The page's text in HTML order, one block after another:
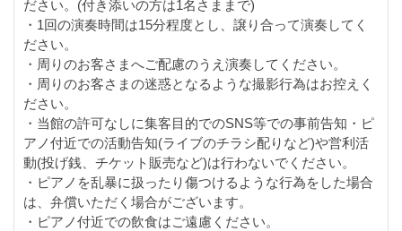
ださい。(付き添いの方は1名さままで)
・1回の演奏時間は15分程度とし、譲り合って演奏してく
ださい。
・周りのお客さまへご配慮のうえ演奏してください。
・周りのお客さまの迷惑となるような撮影行為はお控えく
ださい。
・当館の許可なしに集客目的でのSNS等での事前告知・ピ
アノ付近での活動告知(ライブのチラシ配りなど)や営利活
動(投げ銭、チケット販売など)は行わないでください。
・ピアノを乱暴に扱ったり傷つけるような行為をした場合
は、弁償いただく場合がございます。
・ピアノ付近での飲食はご遠慮ください。